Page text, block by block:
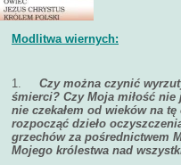
Modlitwa wiernych:
1. Czy można czynić
śmierci? Czy Moja miłość
nie czekałem od wieków na
rozpocząć dzieło
grzechów za pośrednictwem
Mojego królestwa nad